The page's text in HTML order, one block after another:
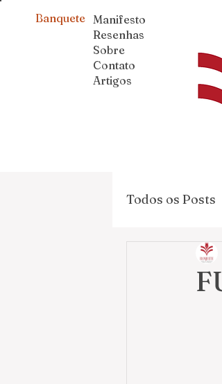
Banquete Manifesto
Resenhas
Sobre
Contato
Artigos
Todos os Posts